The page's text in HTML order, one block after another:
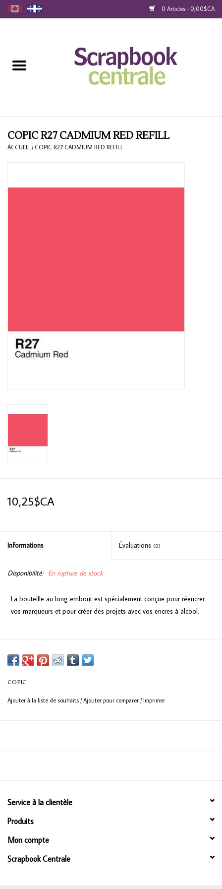
0 Articles - 0,00$CA
Fidélité
Cartes-Cadeau
COPIC R27 CADMIUM RED REFILL
ACCUEIL / COPIC R27 CADMIUM RED REFILL
10,25$CA
Informations Évaluations (0)
Disponibilité: En rupture de stock
La bouteille au long embout est spécialement conçue pour réencrer
vos marqueurs et pour créer des projets avec vos encres à alcool.
Offert en 358 couleurs
COPIC
Ajouter à la liste de souhaits /Ajouter pour comparer /Imprimer
Service à la clientèle
Produits
Mon compte
Scrapbook Centrale